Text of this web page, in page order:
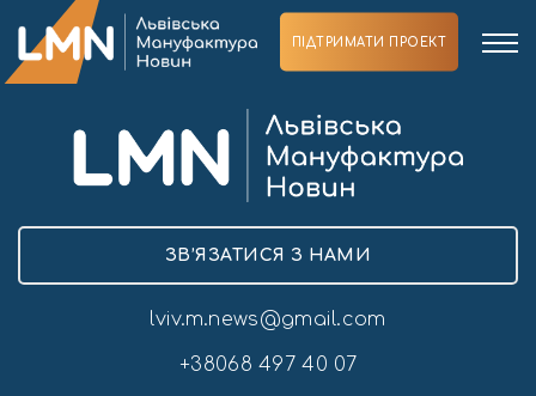
ПІДТРИМАТИ ПРОЕКТ
ЗВ’ЯЗАТИСЯ З НАМИ
lviv.m.news@gmail.com
+38068 497 40 07